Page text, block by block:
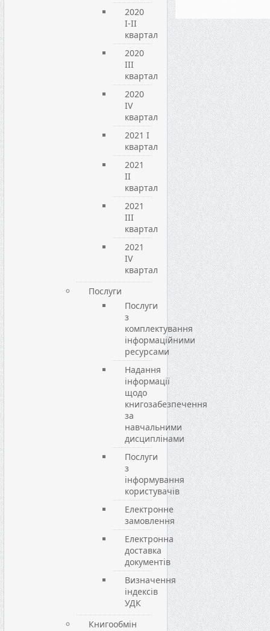
2020
I-II
квартал
2020
III
квартал
2020
IV
квартал
2021 I
квартал
2021
ІІ
квартал
2021
ІІІ
квартал
2021
IV
квартал
Послуги
Послуги
з
комплектування
інформаційними
ресурсами
Надання
інформації
щодо
книгозабезпечення
за
навчальними
дисциплінами
Послуги
з
інформування
користувачів
Електронне
замовлення
Електронна
доставка
документів
Визначення
індексів
УДК
Книгообмін